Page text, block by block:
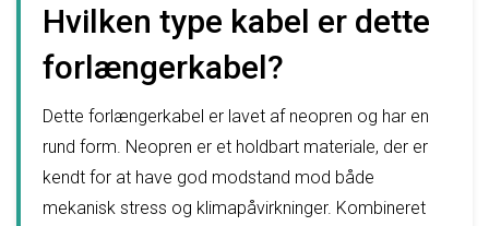
Hvilken type kabel er dette
forlængerkabel?
Dette forlængerkabel er lavet af neopren og har en
rund form. Neopren er et holdbart materiale, der er
kendt for at have god modstand mod både
mekanisk stress og klimapåvirkninger. Kombineret